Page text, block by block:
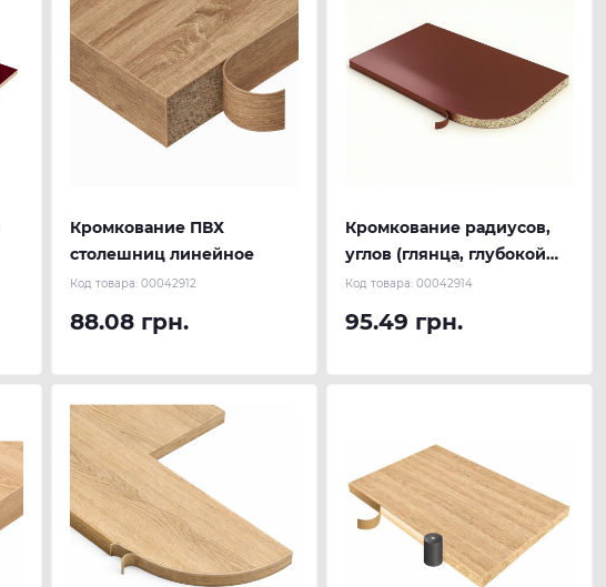
Кромкование ПВХ
столешниц линейное
Код товара: 00042912
88.08 грн.
Кромкование радиусов,
углов (глянца, глубокой
текстуры)
Код товара: 00042914
95.49 грн.